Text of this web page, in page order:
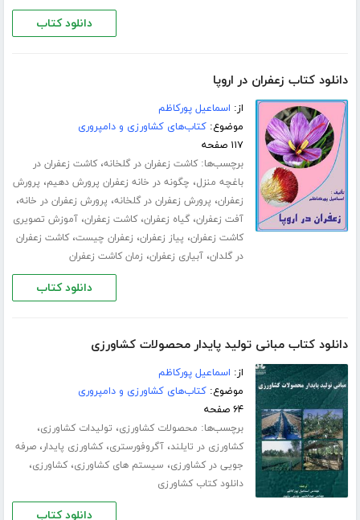
دانلود کتاب
دانلود کتاب زعفران در اروپا
از: اسماعیل پورکاظم
موضوع:کتاب‌های کشاورزی و دامپروری
۱۱۷ صفحه
برچسب‌ها:کاشت زعفران در گلخانه،کاشت زعفران در
باغچه منزل، چگونه در خانه زعفران پرورش دهیم، پرورش
زعفران، پرورش زعفران در گلخانه، پرورش زعفران در خانه،
آفت زعفران،گیاه زعفران،کاشت زعفران،آموزش تصویری
کاشت زعفران، پیاز زعفران، زعفران چیست،کاشت زعفران
در گلدان،آبیاری زعفران، زمان کاشت زعفران
دانلود کتاب
دانلود کتاب مبانی تولید پایدار محصولات کشاورزی
از: اسماعیل پورکاظم
موضوع:کتاب‌های کشاورزی و دامپروری
۶۴ صفحه
برچسب‌ها: محصولات کشاورزی، تولیدات کشاورزی،
کشاورزی در تایلند،آگروفورستری،کشاورزی پایدار،صرفه
جویی در کشاورزی، سیستم های کشاورزی،کشاورزی،
دانلود کتاب کشاورزی
دانلود کتاب